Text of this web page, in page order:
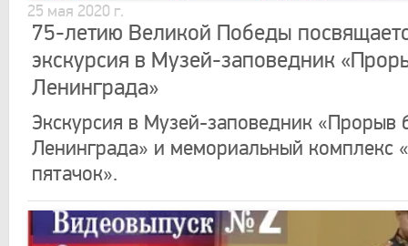
25 мая 2020 г.
75-летию Великой Победы
экскурсия в Музей-заповедник
Ленинграда»
Экскурсия в Музей-заповедник «Прорыв
Ленинграда» и мемориальный комплекс
пятачок».